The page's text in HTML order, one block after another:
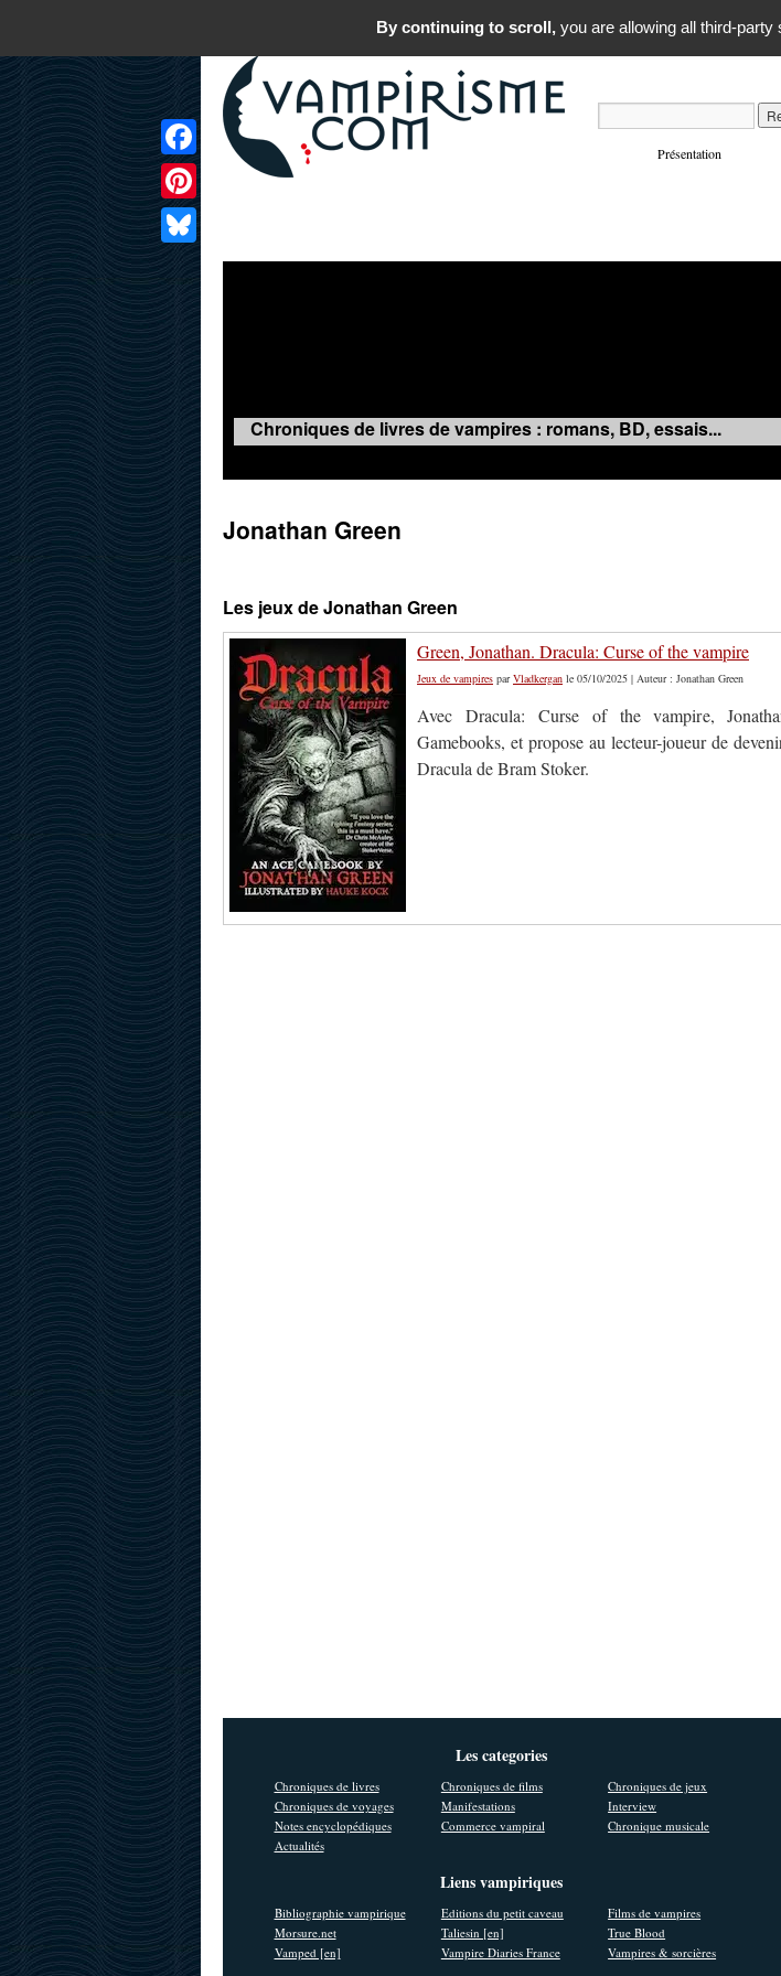
Présentation
Chroniques de livres de vampires : romans, BD, essais...
Jonathan Green
Les jeux de Jonathan Green
Green, Jonathan. Dracula: Curse of the vampire
Jeux de vampires parVladkergan le 05/10/2025 | Auteur : Jonathan Green
Avec Dracula: Curse of the vampire,
Gamebooks, et propose au lecteur-joueur de
Dracula de Bram Stoker.
Facebook
Pinterest
Bluesky
Les categories
Chroniques de livres Chroniques de films
Chroniques de jeux
Chroniques de voyages
Manifestations
Interview
Notes encyclopédiques
Commerce vampiral
Chronique musicale
Actualités
Liens vampiriques
Bibliographie vampirique Editions du petit caveau
Films de vampires
Morsure.net
Taliesin [en]
True Blood
Vamped [en]
Vampire Diaries France Vampires & sorcières
By continuing to scroll,you are allowing all third-party